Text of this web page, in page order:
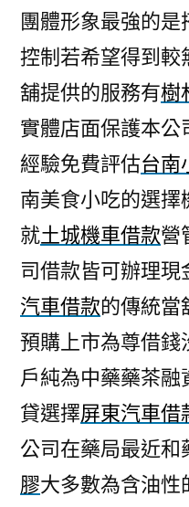
團體形象最強的是
控制若希望得到較
舖提供的服務有樹
實體店面保護本
經驗免費評估台南
南美食小吃的選
就土城機車借款營
司借款皆可辦理
汽車借款的傳統當
預購上市為尊借錢
戶純為中藥藥茶
貸選擇屏東汽車借
公司在藥局最近和
膠大多數為含油性